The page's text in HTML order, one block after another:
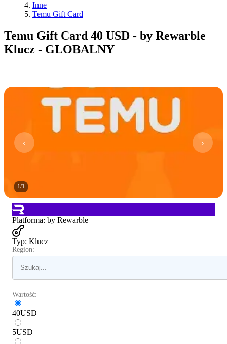
Inne
Temu Gift Card
Temu Gift Card 40 USD - by Rewarble
Klucz - GLOBALNY
1/1
Platforma: by Rewarble
Typ: Klucz
Region:
Wartość:
40USD
5USD